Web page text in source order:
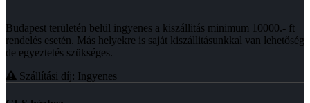
Budapest területén belül ingyenes a kiszállitás minimum 10000.- ft
rendelés esetén. Más helyekre is saját kiszállitásunkkal van lehetőség
de egyeztetés szükséges.
Szállítási díj: Ingyenes